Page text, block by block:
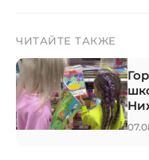
ЧИТАЙТЕ ТАКЖЕ